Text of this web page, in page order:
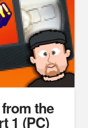
from the
1 (PC)